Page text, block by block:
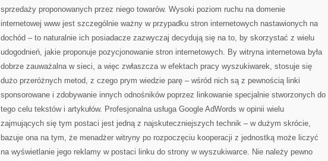
sprzedaży proponowanych przez niego towarów. Wysoki poziom ruchu na domenie
internetowej www jest szczególnie ważny w przypadku stron internetowych nastawionych na
dochód – to naturalnie ich posiadacze zazwyczaj decydują się na to, by skorzystać z wielu
udogodnień, jakie proponuje pozycjonowanie stron internetowych. By witryna internetowa była
dobrze zauważalna w sieci, a więc zwłaszcza w efektach pracy wyszukiwarek, stosuje się
dużo przeróżnych metod, z czego prym wiedzie parę – wśród nich są z pewnością linki
sponsorowane i zdobywanie innych odnośników poprzez linkowanie specjalnie stworzonych do
tego celu tekstów i artykułów. Profesjonalna usługa Google AdWords w opinii wielu
zajmujących się tym postaci jest jedną z najskuteczniejszych technik – w dużym skrócie,
bazuje ona na tym, że menadżer witryny po rozpoczęciu kooperacji z jednostką może liczyć
na wyświetlanie jego reklamy w postaci linku do strony w wyszukiwarce. Nie należy pewno